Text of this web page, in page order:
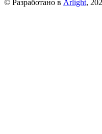
© Разработано в Arlight,